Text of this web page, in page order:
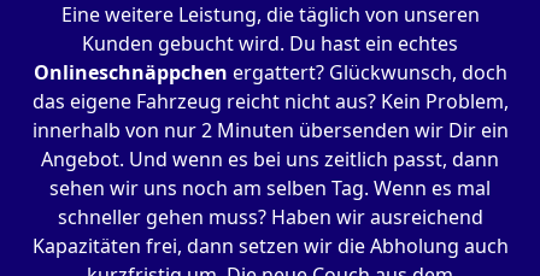
Eine weitere Leistung, die täglich von unseren
Kunden gebucht wird. Du hast ein echtes
Onlineschnäppchen ergattert? Glückwunsch, doch
das eigene Fahrzeug reicht nicht aus? Kein Problem,
innerhalb von nur 2 Minuten übersenden wir Dir ein
Angebot. Und wenn es bei uns zeitlich passt, dann
sehen wir uns noch am selben Tag. Wenn es mal
schneller gehen muss? Haben wir ausreichend
Kapazitäten frei, dann setzen wir die Abholung auch